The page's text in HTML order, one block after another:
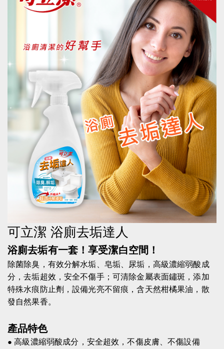
可立潔 浴廁去垢達人
浴廁去垢有一套！享受潔白空間！
除菌除臭，有效分解水垢、皂垢、尿垢，高級濃縮弱酸成
分，去垢超效，安全不傷手；可清除金屬表面鏽斑，添加
特殊水痕防止劑，設備光亮不留痕，含天然柑橘果油，散
發自然果香。
產品特色
● 高級濃縮弱酸成分，安全超效，不傷皮膚、不傷設備